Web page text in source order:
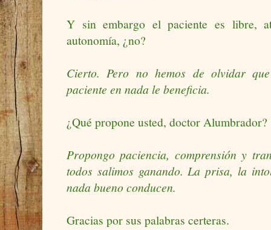
Y sin embargo el paciente es libre,
autonomía, ¿no?
Cierto. Pero no hemos de olvidar
paciente en nada le beneficia.
¿Qué propone usted, doctor Alumbrador?
Propongo paciencia, comprensión y
todos salimos ganando. La prisa, la
nada bueno conducen.
Gracias por sus palabras certeras.